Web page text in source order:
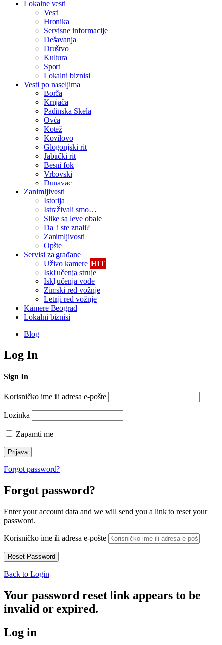
Lokalne vesti
Vesti
Hronika
Servisne informacije
Dešavanja
Društvo
Kultura
Sport
Lokalni biznisi
Vesti po naseljima
Borča
Krnjača
Padinska Skela
Ovča
Kotež
Kovilovo
Glogonjski rit
Jabučki rit
Besni fok
Vrbovski
Dunavac
Zanimljivosti
Istorija
Istraživali smo…
Slike sa leve obale
Da li ste znali?
Zanimljivosti
Opšte
Servisi za građane
Uživo kamere HIT
Isključenja struje
Isključenja vode
Zimski red vožnje
Letnji red vožnje
Kamere Beograd
Lokalni biznisi
Blog
Log In
Sign In
Korisničko ime ili adresa e-pošte
Lozinka
Zapamti me
Forgot password?
Forgot password?
Enter your account data and we will send you a link to reset your
password.
Korisničko ime ili adresa e-pošte
Back to Login
Your password reset link appears to be
invalid or expired.
Log in